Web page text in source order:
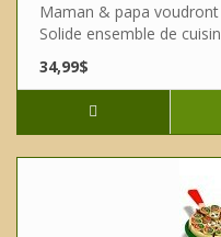
Maman & papa
Solide ensemble de
34,99$